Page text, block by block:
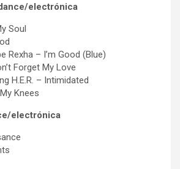
electrónica
Soul
Rexha – I’m Good (Blue)
Forget My Love
H.E.R. – Intimidated
Knees
electrónica